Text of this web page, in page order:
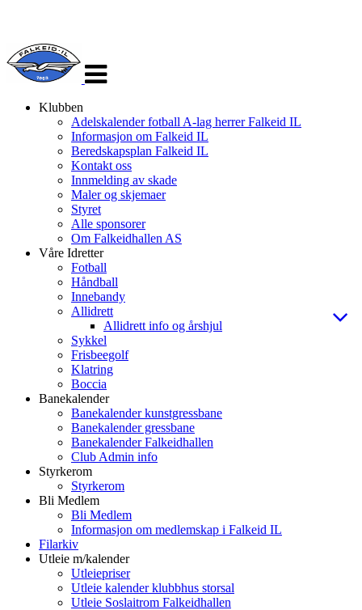
navigasjon
Klubben
Adelskalender fotball A-lag herrer Falkeid IL
Informasjon om Falkeid IL
Beredskapsplan Falkeid IL
Kontakt oss
Innmelding av skade
Maler og skjemaer
Styret
Alle sponsorer
Om Falkeidhallen AS
Våre Idretter
Fotball
Håndball
Innebandy
Allidrett
Allidrett info og årshjul
Sykkel
Frisbeegolf
Klatring
Boccia
Banekalender
Banekalender kunstgressbane
Banekalender gressbane
Banekalender Falkeidhallen
Club Admin info
Styrkerom
Styrkerom
Bli Medlem
Bli Medlem
Informasjon om medlemskap i Falkeid IL
Filarkiv
Utleie m/kalender
Utleiepriser
Utleie kalender klubbhus storsal
Utleie Soslaitrom Falkeidhallen